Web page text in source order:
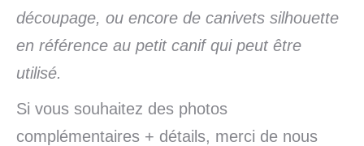
découpage, ou encore de canivets silhouette
en référence au petit canif qui peut être
utilisé.
Si vous souhaitez des photos
complémentaires + détails, merci de nous